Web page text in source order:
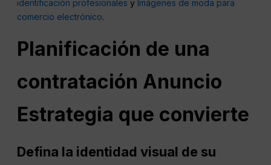
identificación profesionales y Imágenes de moda para
comercio electrónico.
Planificación de una
contratación Anuncio
Estrategia que convierte
Defina la identidad visual de su